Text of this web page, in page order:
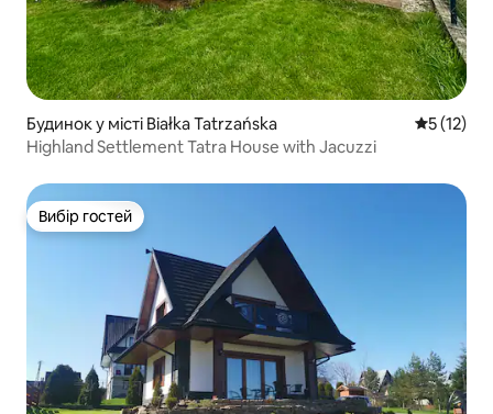
Будинок у місті Białka Tatrzańska Середня
5 (12)
Highland Settlement Tatra House with Jacuzzi
Вибір гостей
Вибір гостей